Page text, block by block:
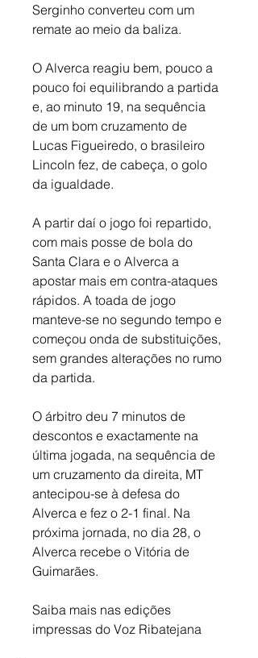
Serginho converteu com um
remate ao meio da baliza.
O Alverca reagiu bem, pouco a
pouco foi equilibrando a partida
e, ao minuto 19, na sequência
de um bom cruzamento de
Lucas Figueiredo, o brasileiro
Lincoln fez, de cabeça, o golo
da igualdade.
A partir daí o jogo foi repartido,
com mais posse de bola do
Santa Clara e o Alverca a
apostar mais em contra-ataques
rápidos. A toada de jogo
manteve-se no segundo tempo e
começou onda de substituições,
sem grandes alterações no rumo
da partida.
O árbitro deu 7 minutos de
descontos e exactamente na
última jogada, na sequência de
um cruzamento da direita, MT
antecipou-se à defesa do
Alverca e fez o 2-1 final. Na
próxima jornada, no dia 28, o
Alverca recebe o Vitória de
Guimarães.
Saiba mais nas edições
impressas do Voz Ribatejana